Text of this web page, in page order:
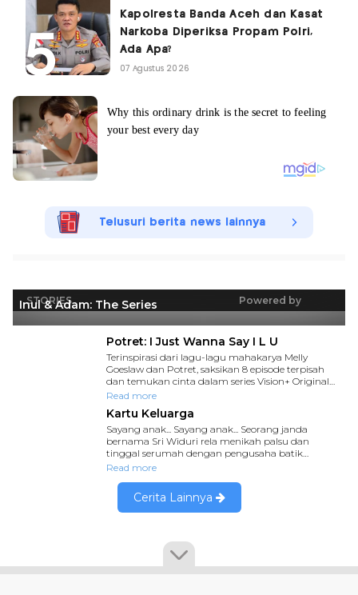
Kapolresta Banda Aceh dan Kasat
Narkoba Diperiksa Propam Polri,
Ada Apa?
07 Agustus 2026
Telusuri berita news lainnya